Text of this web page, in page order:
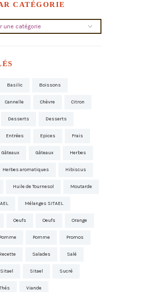
CATÉGORIE
Basilic Boissons
Cannelle Chèvre Citron
Desserts Desserts
Entrées Epices Frais
Gâteaux Gâteaux Herbes
Herbes aromatiques Hibiscus
Huile de Tournesol Moutarde
Mélanges SITAEL
Oeufs Oeufs Orange
Pomme Pomme Promos
Salades Salé
Sitael Sitael Sucré
Viande